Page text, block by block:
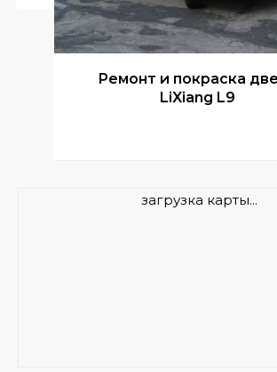
Ремонт и покраска
LiXiang L9
загрузка карты...